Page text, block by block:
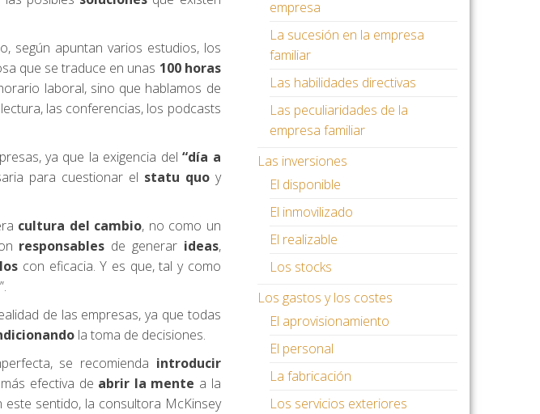
según apuntan varios estudios, los
que se traduce en unas 100 horas
laboral, sino que hablamos de
las conferencias, los podcasts
ya que la exigencia del“día a
para cuestionar el statu quoy
cultura del cambio, no como un
responsables de generar ideas,
con eficacia. Y es que, tal y como
de las empresas, ya que todas
la toma de decisiones.
se recomienda introducir
efectiva de abrir la mente a la
este sentido, la consultora McKinsey
empresa
La sucesión en la empresa
familiar
Las habilidades directivas
Las peculiaridades de la
empresa familiar
Las inversiones
El disponible
El inmovilizado
El realizable
Los stocks
Los gastos y los costes
El aprovisionamiento
El personal
La fabricación
Los servicios exteriores